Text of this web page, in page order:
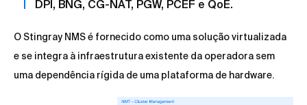
DPI, BNG, CG-NAT, PGW, PCEF e QoE.
O Stingray NMS é fornecido como uma solução virtualizada
e se integra à infraestrutura existente da operadora sem
uma dependência rígida de uma plataforma de hardware.